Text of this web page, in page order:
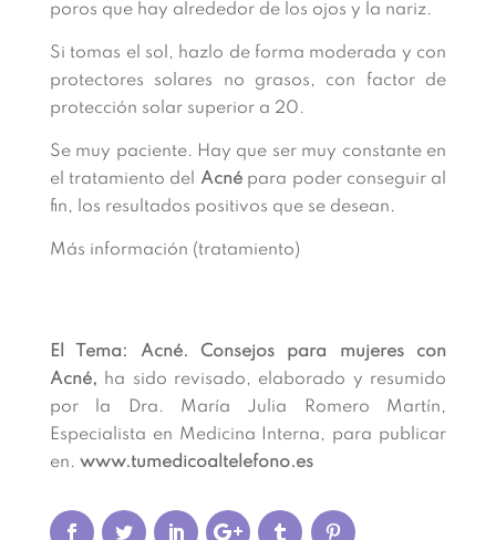
poros que hay alrededor de los ojos y la nariz.
Si tomas el sol, hazlo de forma moderada y con
protectores solares no grasos, con factor de
protección solar superior a 20.
Se muy paciente. Hay que ser muy constante en
el tratamiento del Acnépara poder conseguir al
fin, los resultados positivos que se desean.
Más información (tratamiento)
El Tema: Acné. Consejos para mujeres con
Acné, ha sido revisado, elaborado y resumido
por la Dra. María Julia Romero Martín,
Especialista en Medicina Interna, para publicar
en. www.tumedicoaltelefono.es